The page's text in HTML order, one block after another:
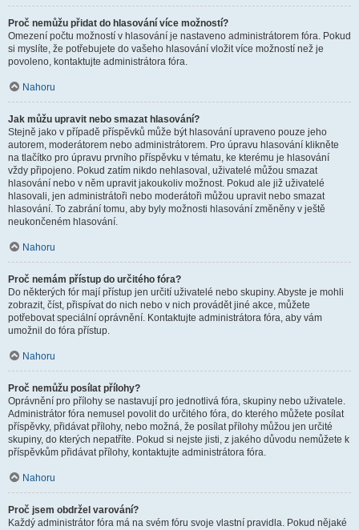
Proč nemůžu přidat do hlasování více možností?
Omezení počtu možností v hlasování je nastaveno administrátorem fóra. Pokud
si myslíte, že potřebujete do vašeho hlasování vložit více možností než je
povoleno, kontaktujte administrátora fóra.
Nahoru
Jak můžu upravit nebo smazat hlasování?
Stejně jako v případě příspěvků může být hlasování upraveno pouze jeho
autorem, moderátorem nebo administrátorem. Pro úpravu hlasování klikněte
na tlačítko pro úpravu prvního příspěvku v tématu, ke kterému je hlasování
vždy připojeno. Pokud zatím nikdo nehlasoval, uživatelé můžou smazat
hlasování nebo v něm upravit jakoukoliv možnost. Pokud ale již uživatelé
hlasovali, jen administrátoři nebo moderátoři můžou upravit nebo smazat
hlasování. To zabrání tomu, aby byly možnosti hlasování změněny v ještě
neukončeném hlasování.
Nahoru
Proč nemám přístup do určitého fóra?
Do některých fór mají přístup jen určití uživatelé nebo skupiny. Abyste je mohli
zobrazit, číst, přispívat do nich nebo v nich provádět jiné akce, můžete
potřebovat speciální oprávnění. Kontaktujte administrátora fóra, aby vám
umožnil do fóra přístup.
Nahoru
Proč nemůžu posílat přílohy?
Oprávnění pro přílohy se nastavují pro jednotlivá fóra, skupiny nebo uživatele.
Administrátor fóra nemusel povolit do určitého fóra, do kterého můžete posílat
příspěvky, přidávat přílohy, nebo možná, že posílat přílohy můžou jen určité
skupiny, do kterých nepatříte. Pokud si nejste jisti, z jakého důvodu nemůžete k
příspěvkům přidávat přílohy, kontaktujte administrátora fóra.
Nahoru
Proč jsem obdržel varování?
Každý administrátor fóra má na svém fóru svoje vlastní pravidla. Pokud nějaké